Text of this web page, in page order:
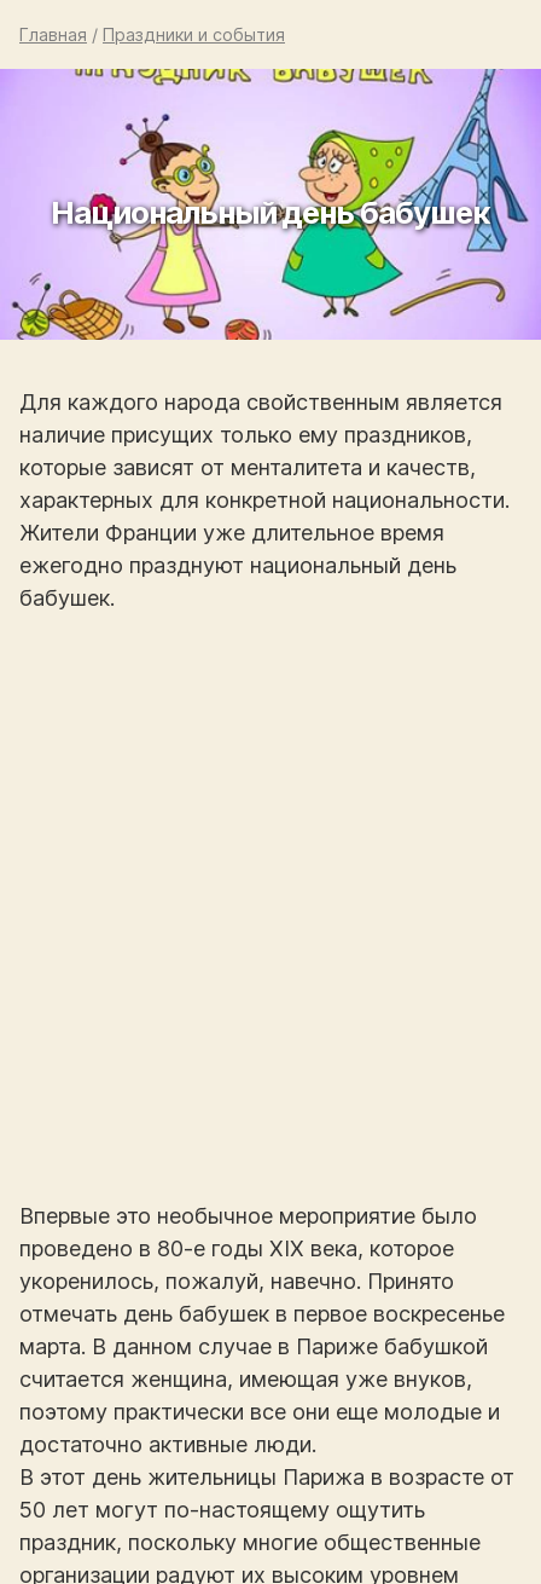
Главная / Праздники и события
Национальный день бабушек
Для каждого народа свойственным является
наличие присущих только ему праздников,
которые зависят от менталитета и качеств,
характерных для конкретной национальности.
Жители Франции уже длительное время
ежегодно празднуют национальный день
бабушек.
Впервые это необычное мероприятие было
проведено в 80-е годы XIX века, которое
укоренилось, пожалуй, навечно. Принято
отмечать день бабушек в первое воскресенье
марта. В данном случае в Париже бабушкой
считается женщина, имеющая уже внуков,
поэтому практически все они еще молодые и
достаточно активные люди.
В этот день жительницы Парижа в возрасте от
50 лет могут по-настоящему ощутить
праздник, поскольку многие общественные
организации радуют их высоким уровнем